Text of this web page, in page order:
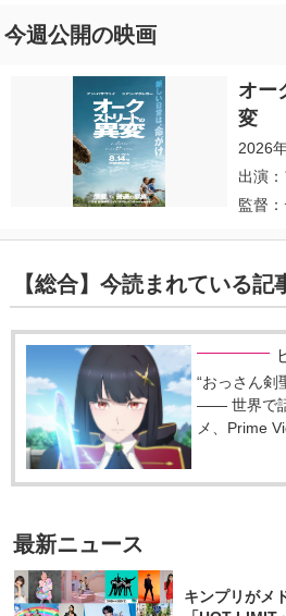
今週公開の映画
オー
変
2026
出演
監督
【総合】今読まれている記
“おっさん剣
―― 世界で
メ、Prime
最新ニュース
キンプリがメ